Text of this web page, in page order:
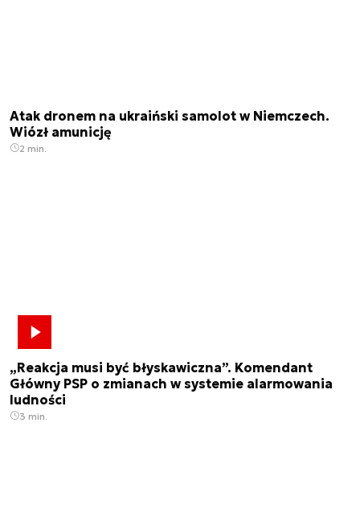
Atak dronem na ukraiński samolot w Niemczech.
Wiózł amunicję
2 min.
„Reakcja musi być błyskawiczna”. Komendant
Główny PSP o zmianach w systemie alarmowania
ludności
3 min.